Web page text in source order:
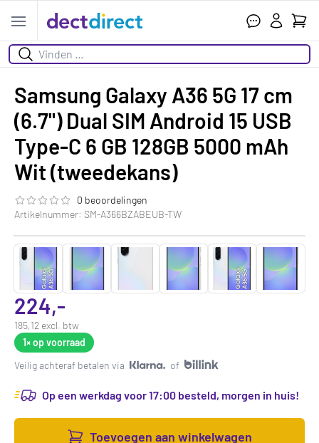
Open menu
Zoeken
Samsung Galaxy A36 5G 17 cm
(6.7") Dual SIM Android 15 USB
Type-C 6 GB 128GB 5000 mAh
Wit (tweedekans)
De beoordeling van dit product is
0 beoordelingen
Artikelnummer: SM-A366BZABEUB-TW
224,-
185,12 excl. btw
1×op voorraad
Veilig achteraf betalen via
of
Op een werkdag voor 17:00 besteld, morgen in huis!
Toevoegen aan winkelwagen